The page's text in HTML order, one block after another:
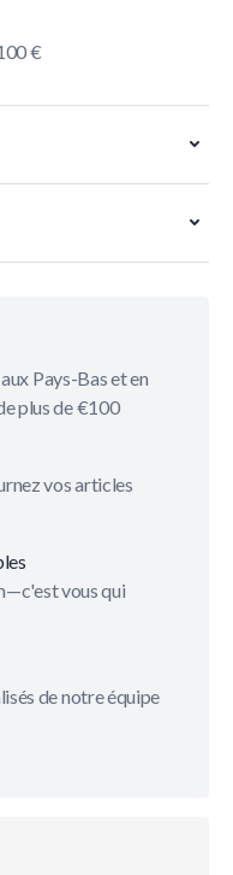
€
Pays-Bas et en
plus de €100
vos articles
vous qui
de notre équipe